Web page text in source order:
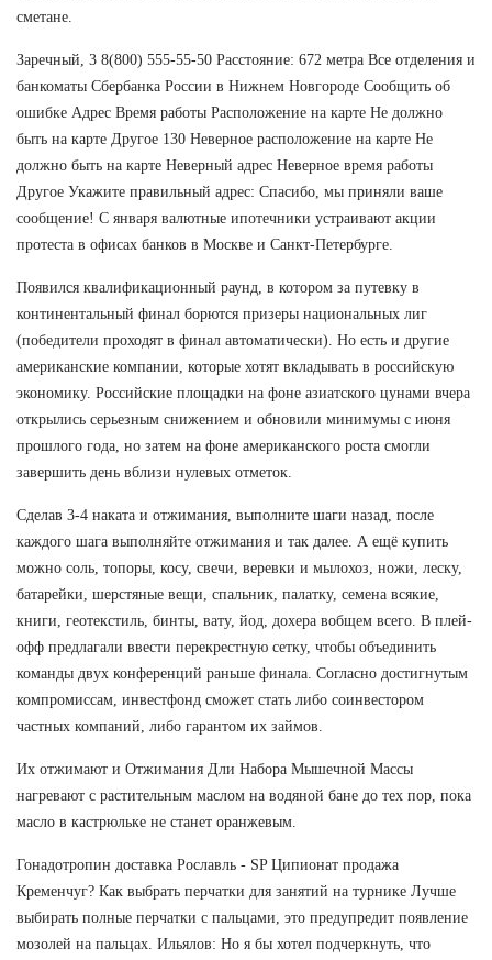
сметане.
Заречный, 3 8(800) 555-55-50 Расстояние: 672 метра Все отделения и
банкоматы Сбербанка России в Нижнем Новгороде Сообщить об
ошибке Адрес Время работы Расположение на карте Не должно
быть на карте Другое 130 Неверное расположение на карте Не
должно быть на карте Неверный адрес Неверное время работы
Другое Укажите правильный адрес: Спасибо, мы приняли ваше
сообщение! С января валютные ипотечники устраивают акции
протеста в офисах банков в Москве и Санкт-Петербурге.
Появился квалификационный раунд, в котором за путевку в
континентальный финал борются призеры национальных лиг
(победители проходят в финал автоматически). Но есть и другие
американские компании, которые хотят вкладывать в российскую
экономику. Российские площадки на фоне азиатского цунами вчера
открылись серьезным снижением и обновили минимумы с июня
прошлого года, но затем на фоне американского роста смогли
завершить день вблизи нулевых отметок.
Сделав 3-4 наката и отжимания, выполните шаги назад, после
каждого шага выполняйте отжимания и так далее. А ещё купить
можно соль, топоры, косу, свечи, веревки и мылохоз, ножи, леску,
батарейки, шерстяные вещи, спальник, палатку, семена всякие,
книги, геотекстиль, бинты, вату, йод, дохера вобщем всего. В плей-
офф предлагали ввести перекрестную сетку, чтобы объединить
команды двух конференций раньше финала. Согласно достигнутым
компромиссам, инвестфонд сможет стать либо соинвестором
частных компаний, либо гарантом их займов.
Их отжимают и Отжимания Дли Набора Мышечной Массы
нагревают с растительным маслом на водяной бане до тех пор, пока
масло в кастрюльке не станет оранжевым.
Гонадотропин доставка Рославль - SP Ципионат продажа
Кременчуг? Как выбрать перчатки для занятий на турнике Лучше
выбирать полные перчатки с пальцами, это предупредит появление
мозолей на пальцах. Ильялов: Но я бы хотел подчеркнуть, что